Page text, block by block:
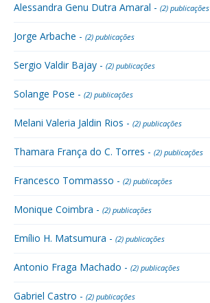
Alessandra Genu Dutra Amaral - (2) publicações
Jorge Arbache - (2) publicações
Sergio Valdir Bajay - (2) publicações
Solange Pose - (2) publicações
Melani Valeria Jaldin Rios - (2) publicações
Thamara França do C. Torres - (2) publicações
Francesco Tommasso - (2) publicações
Monique Coimbra - (2) publicações
Emílio H. Matsumura - (2) publicações
Antonio Fraga Machado - (2) publicações
Gabriel Castro - (2) publicações